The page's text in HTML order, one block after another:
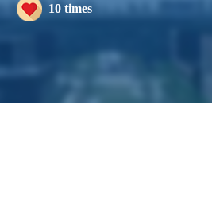
Awards and Honours
Enrollment Information
10times